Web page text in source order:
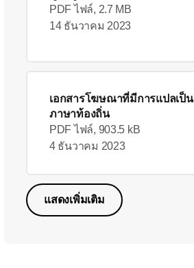
PDF ไฟล์, 2.7 MB
14 ธันวาคม 2023
เอกสารโฆษณาที่มีการแปลเป็น
ภาษาท้องถิ่น
PDF ไฟล์, 903.5 kB
4 ธันวาคม 2023
แสดงเพิ่มเติม